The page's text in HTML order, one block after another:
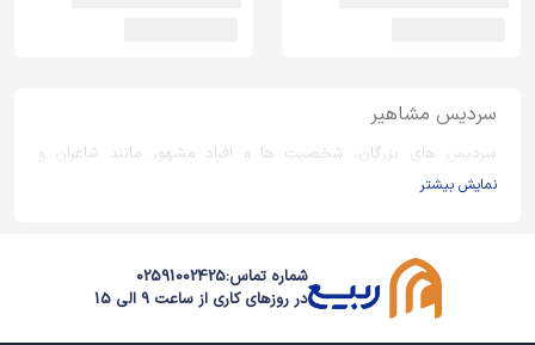
سردیس مشاهیر
سردیس های بزرگان، شخصیت ها و افراد مشهور مانند شاعران و
بازیگران و...
نمایش بیشتر
شماره تماس:02591002425
در روزهای کاری از ساعت 9 الی 15